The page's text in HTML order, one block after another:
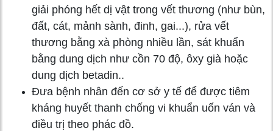
giải phóng hết dị vật trong vết thương (như bùn,
đất, cát, mảnh sành, đinh, gai...), rửa vết
thương bằng xà phòng nhiều lần, sát khuẩn
bằng dung dịch như cồn 70 độ, ôxy già hoặc
dung dịch betadin..
Đưa bệnh nhân đến cơ sở y tế để được tiêm
kháng huyết thanh chống vi khuẩn uốn ván và
điều trị theo phác đồ.